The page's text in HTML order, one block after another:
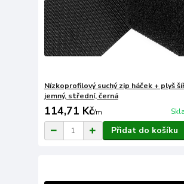
Nízkoprofilový suchý zip háček + plyš
jemný, střední, černá
114,71 Kč/m
Přidat do košíku